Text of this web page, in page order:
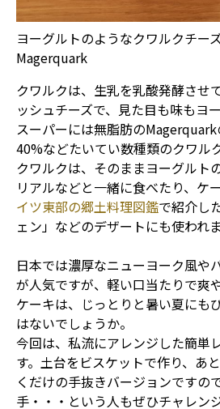
ヨーグルトのようなクワルクチー
Magerquark
クワルクは、生乳を乳酸発酵させ
ッシュチーズで、見た目も味もヨ
スーパーには無脂肪のMagerquark
40%などたいてい数種類のクワル
クワルクは、そのままヨーグルト
リアルなどと一緒に食べたり、ケ
イツ東部の郷土料理図鑑で紹介し
ェン」などのデザートにも使われま
日本では濃厚なニューヨーク風や
が人気ですが、軽い口当たりで爽
ケーキは、じっとりと暑い夏にも
はないでしょうか。
今回は、私流にアレンジした簡単
す。土台をビスケットで作り、あ
くだけの手抜きバージョンですの
手・・・という人もぜひチャレン